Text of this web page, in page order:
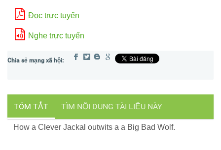
Đọc trực tuyến
Nghe trực tuyến
TÓM TẮT TÌM NỘI DUNG TÀI LIỆU NÀY
How a Clever Jackal outwits a a Big Bad Wolf.